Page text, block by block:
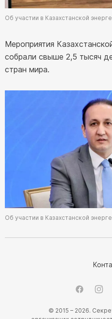
Об участии в Казахстанской
Мероприятия
собрали свыше 2,5 тысяч
стран мира.
Об участии в Казахстанской
© 2015 – 2026.